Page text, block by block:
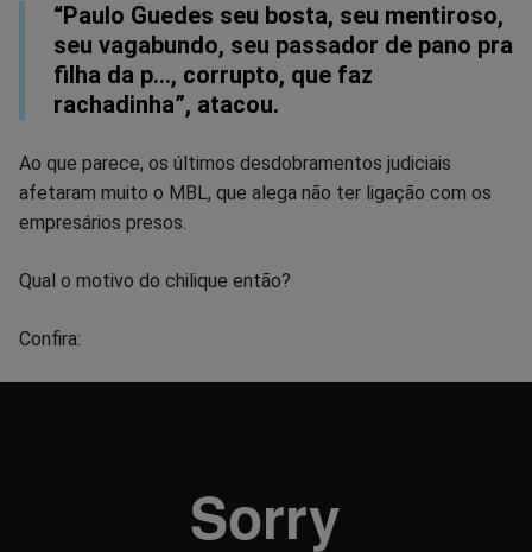
“Paulo Guedes seu bosta, seu mentiroso,
seu vagabundo, seu passador de pano pra
filha da p…, corrupto, que faz
rachadinha”, atacou.
Ao que parece, os últimos desdobramentos judiciais
afetaram muito o MBL, que alega não ter ligação com os
empresários presos.
Qual o motivo do chilique então?
Confira: